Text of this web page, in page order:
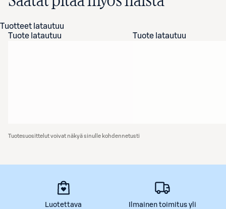
Tuotteet latautuu
Tuote latautuu
Tuote latautuu
Tuotesuosittelut voivat näkyä sinulle kohdennetusti
Luotettava
Ilmainen toimitus yli